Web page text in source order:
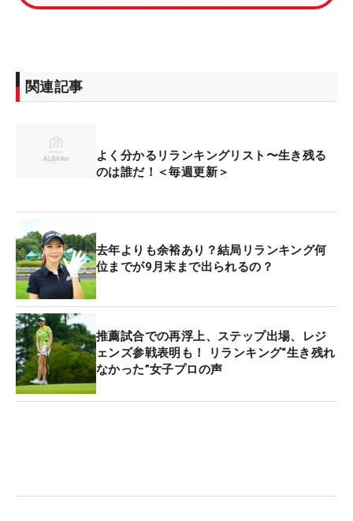
た。大会終了後の賞金ランキング上位5人には「
英AIG女子オープン」の出場権が付与、また第1回リ
先順位が決まるのである。ここでの戦いが7月以降
に大きく影響するのは間違いなかった。
いった何かが決まるタイミングでの賞金としては最
高額となった。ちなみに他の試合を例にとると、以
下の通り。
「CAT Ladies」日本女子オープン出場者決定前 賞
金総額6000万円
「ミヤギテレビ杯ダンロップ女子オープン」第2回
リランキング前 賞金総額7000万円
関連記事
よく分かるリランキングリスト〜生き残る
のは誰だ！＜毎週更新＞
去年よりも余裕あり？結局リランキング何
位までが9月末まで出られるの？
推薦試合での再浮上、ステップ出場、レジ
ェンズ参戦表明も！ リランキング“生き残れ
なかった”女子プロの声